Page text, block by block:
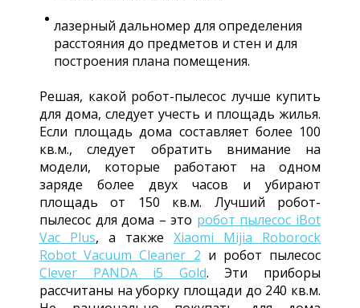
лазерный дальномер для определения
расстояния до предметов и стен и для
построения плана помещения.
Решая, какой робот-пылесос лучше купить
для дома, следует учесть и площадь жилья.
Если площадь дома составляет более 100
кв.м., следует обратить внимание на
модели, которые работают на одном
заряде более двух часов и убирают
площадь от 150 кв.м. Лучший робот-
пылесос для дома – это робот пылесос iBot
Vac Plus, а также Xiaomi Mijia Roborock
Robot Vacuum Cleaner 2 и робот пылесос
Clever PANDA i5 Gold. Эти приборы
рассчитаны на уборку площади до 240 кв.м.